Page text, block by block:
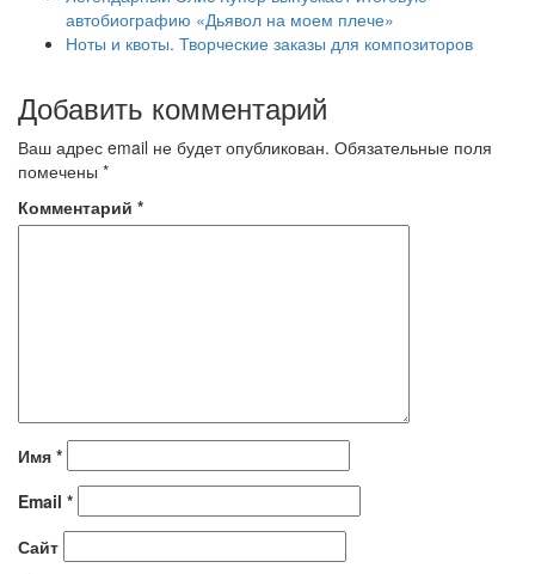
автобиографию «Дьявол на моем плече»
Ноты и квоты. Творческие заказы для композиторов
Добавить комментарий
Ваш адрес email не будет опубликован. Обязательные поля
помечены *
Комментарий *
Имя *
Email *
Сайт